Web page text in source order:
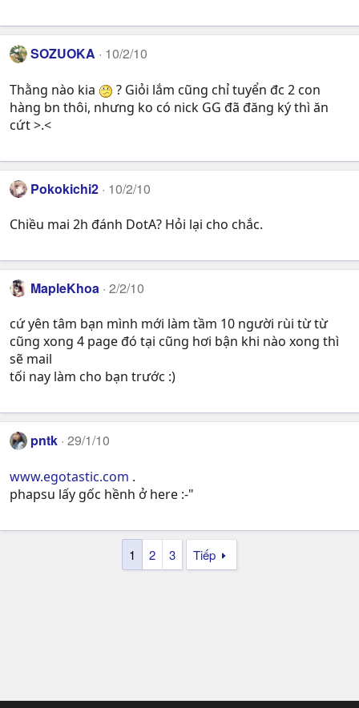
SOZUOKA 10/2/10
Thằng nào kia
? Giỏi lắm cũng chỉ tuyển đc 2 con
hàng bn thôi, nhưng ko có nick GG đã đăng ký thì ăn
cứt >.<
Pokokichi2 10/2/10
Chiều mai 2h đánh DotA? Hỏi lại cho chắc.
MapleKhoa 2/2/10
cứ yên tâm bạn mình mới làm tầm 10 người rùi từ từ
cũng xong 4 page đó tại cũng hơi bận khi nào xong thì
sẽ mail
tối nay làm cho bạn trước :)
pntk 29/1/10
www.egotastic.com .
phapsu lấy gốc hềnh ở here :-"
1 2 3 Tiếp